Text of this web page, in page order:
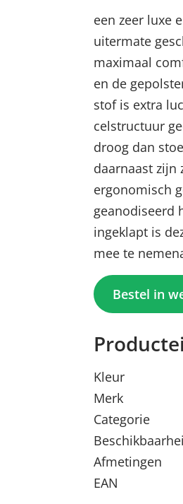
Menu sluiten
Menu sluiten
Menu sluiten
Menu sluiten
Menu sluiten
een zeer luxe
uitermate
maximaal
en de
stof is extra
celstructuur
droog dan
daarnaast zijn
ergonomisch
geanodiseerd
ingeklapt is
mee te
Bestel in
Kleur
Merk
Categorie
Afmetingen
EAN